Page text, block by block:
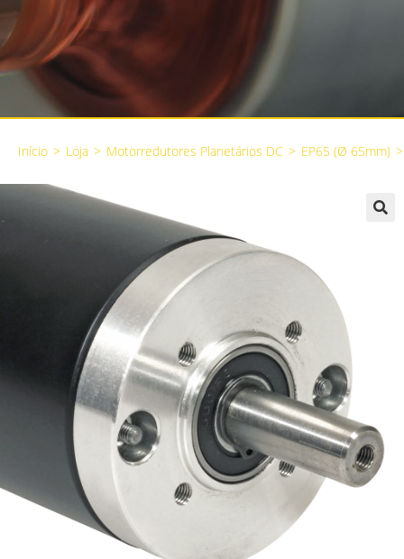
Início > Loja > Motorredutores Planetários DC > EP65 (Ø 65mm) >